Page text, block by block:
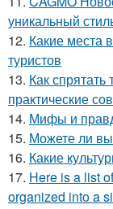
уникальный
12. Какие места
туристов
13. Как
практические
14. Мифы и
15. Можете ли
16. Какие
17. Here is a list
organized into a